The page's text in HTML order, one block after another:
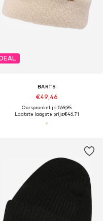
BARTS
€49,46
Oorspronkelijk: €69,95
Laatste laagste prijs:€46,71